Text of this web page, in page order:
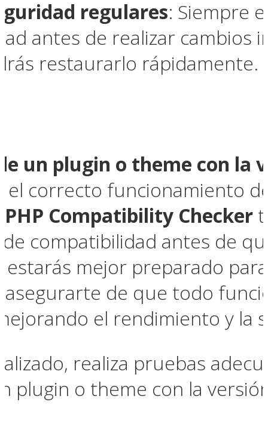
regulares: Siempre
antes de realizar cambios
restaurarlo rápidamente.
un plugin o theme con la
el correcto funcionamiento
PHP Compatibility Checker
compatibilidad antes de
estarás mejor preparado
de que todo
el rendimiento y la
realiza pruebas
plugin o theme con la